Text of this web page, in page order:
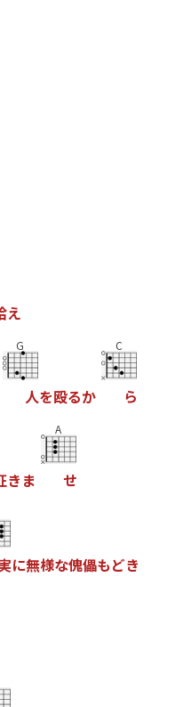
え
G
人を殴るか
C
ら
き ま
A
せ
に無様な傀儡もどき